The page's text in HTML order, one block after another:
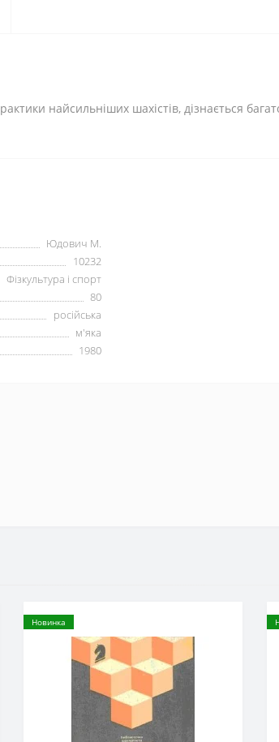
найсильніших шахістів, дізнається
Юдович М.
10232
Фізкультура і спорт
80
російська
м'яка
1980
Новинка